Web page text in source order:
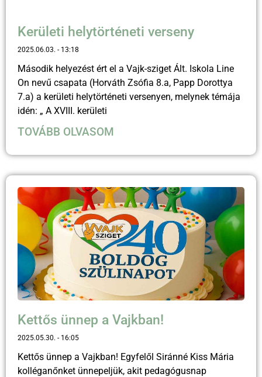
Kerületi helytörténeti verseny
2025.06.03. 13:18
Második helyezést ért el a Vajk-sziget Ált. Iskola Line
On nevű csapata (Horváth Zsófia 8.a, Papp Dorottya
7.a) a kerületi helytörténeti versenyen, melynek témája
idén: „ A XVIII. kerületi
TOVÁBB OLVASOM
Kettős ünnep a Vajkban!
2025.05.30. 16:05
Kettős ünnep a Vajkban! Egyfelől Siránné Kiss Mária
kolléganőnket ünnepeljük, akit pedagógusnap